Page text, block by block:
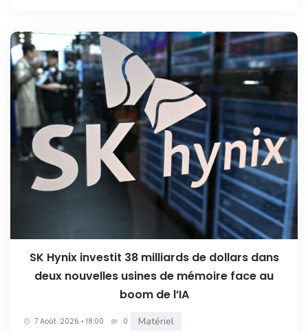
SK Hynix investit 38 milliards de dollars dans
deux nouvelles usines de mémoire face au
boom de l’IA
7 Août. 2026 • 18:00 0 Matériel